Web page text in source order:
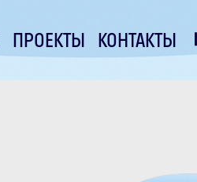
ПРОЕКТЫ КОНТАКТЫ